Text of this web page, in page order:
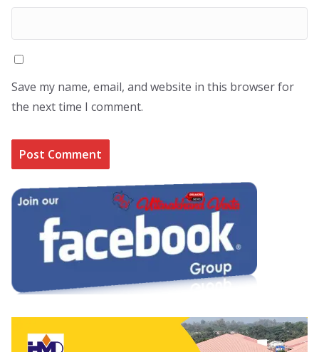
Save my name, email, and website in this browser for
the next time I comment.